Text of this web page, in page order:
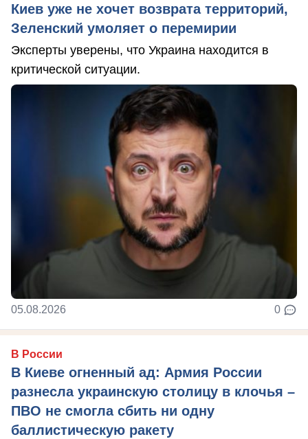
Киев уже не хочет возврата территорий,
Зеленский умоляет о перемирии
Эксперты уверены, что Украина находится в
критической ситуации.
05.08.2026 0
В России
В Киеве огненный ад: Армия России
разнесла украинскую столицу в клочья –
ПВО не смогла сбить ни одну
баллистическую ракету